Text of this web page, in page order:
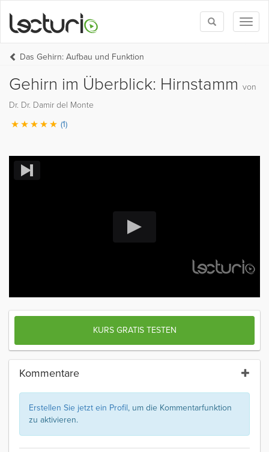
Toggle
search
Das Gehirn: Aufbau und Funktion
Gehirn im Überblick: Hirnstamm von
Dr. Dr. Damir del Monte
(1)
KURS GRATIS TESTEN
Kommentare
Erstellen Sie jetzt ein Profil, um die Kommentarfunktion
zu aktivieren.